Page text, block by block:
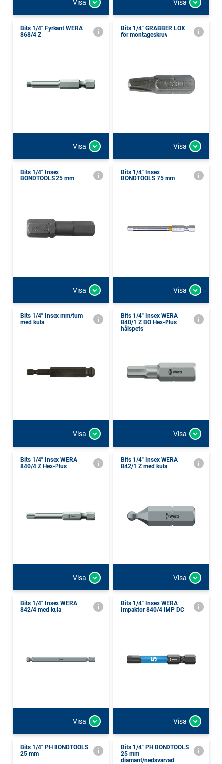
Visa Visa
Bits 1/4" Fyrkant WERA
868/4 Z
Visa
Bits 1/4" GRABBER LOX
för montageskruv
Visa
Bits 1/4" Insex
BONDTOOLS 25 mm
Visa
Bits 1/4" Insex
BONDTOOLS 75 mm
Visa
Bits 1/4" Insex mm/tum
med kula
Visa
Bits 1/4" Insex WERA
840/1 Z BO Hex-Plus
hålspets
Visa
Bits 1/4" Insex WERA
840/4 Z Hex-Plus
Visa
Bits 1/4" Insex WERA
842/1 Z med kula
Visa
Bits 1/4" Insex WERA
842/4 med kula
Visa
Bits 1/4" Insex WERA
Impaktor 840/4 IMP DC
Visa
Bits 1/4" PH BONDTOOLS
25 mm
Bits 1/4" PH BONDTOOLS
25 mm
diamant/nedsvarvad